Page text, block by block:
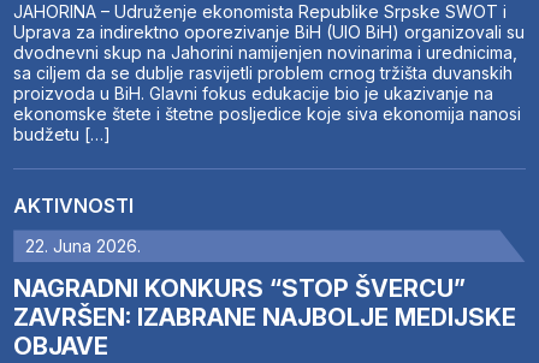
JAHORINA – Udruženje ekonomista Republike Srpske SWOT i
Uprava za indirektno oporezivanje BiH (UIO BiH) organizovali su
dvodnevni skup na Jahorini namijenjen novinarima i urednicima,
sa ciljem da se dublje rasvijetli problem crnog tržišta duvanskih
proizvoda u BiH. Glavni fokus edukacije bio je ukazivanje na
ekonomske štete i štetne posljedice koje siva ekonomija nanosi
budžetu […]
AKTIVNOSTI
22. Juna 2026.
NAGRADNI KONKURS “STOP ŠVERCU”
ZAVRŠEN: IZABRANE NAJBOLJE MEDIJSKE
OBJAVE